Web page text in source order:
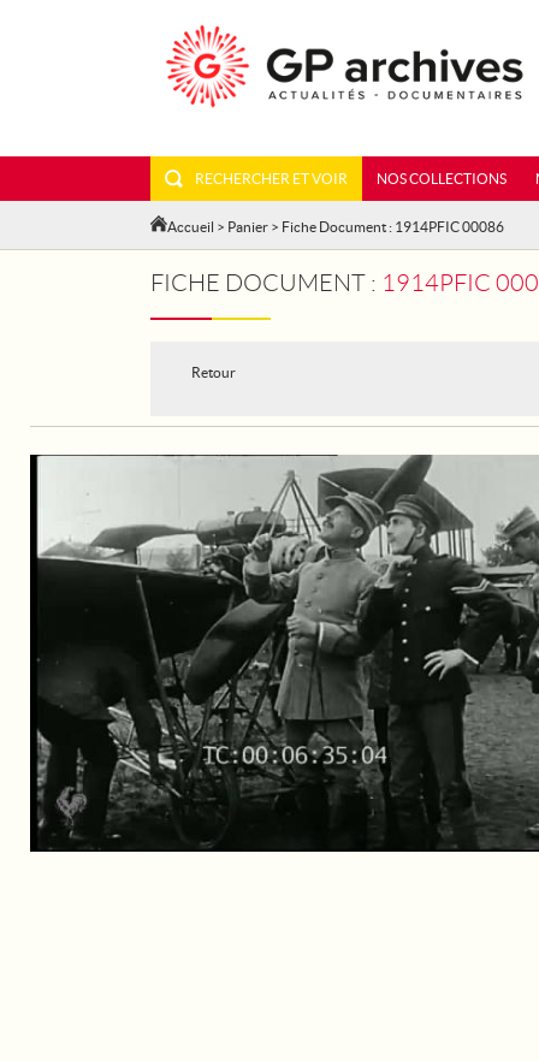
RECHERCHER ET VOIR NOS COLLECTIONS
Accueil > Panier > Fiche Document : 1914PFIC 00086
FICHE DOCUMENT : 1914PFIC
Retour